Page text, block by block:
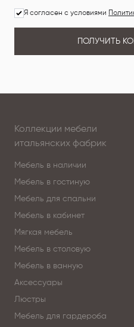
Я согласен с условиями
ПОЛУЧИТЬ
Коллекции мебели
итальянских фабрик
Мебель в наличии
Мебель в гостиную
Мебель для спальни
Мебель в кабинет
Мягкая мебель
Мебель в столовую
Мебель в ванную
Аксессуары
Люстры
Мебель для гардероба